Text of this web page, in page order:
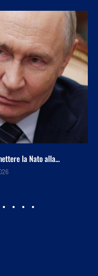
la Nato alla...